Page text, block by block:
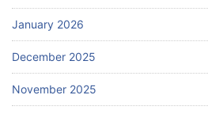
January 2026
December 2025
November 2025